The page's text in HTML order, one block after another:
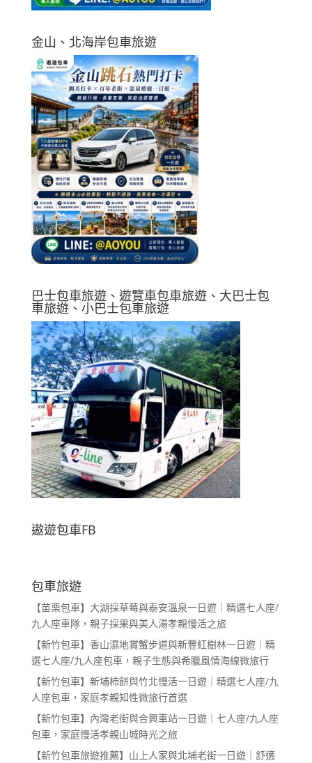
金山、北海岸包車旅遊
巴士包車旅遊、遊覽車包車旅遊、大巴士包
車旅遊、小巴士包車旅遊
遨遊包車FB
包車旅遊
【苗栗包車】大湖採草莓與泰安溫泉一日遊｜精選七人座/
九人座車隊，親子採果與美人湯孝親慢活之旅
【新竹包車】香山濕地賞蟹步道與新豐紅樹林一日遊｜精
選七人座/九人座包車，親子生態與希臘風情海線微旅行
【新竹包車】新埔柿餅與竹北慢活一日遊｜精選七人座/九
人座包車，家庭孝親知性微旅行首選
【新竹包車】內灣老街與合興車站一日遊｜七人座/九人座
包車，家庭慢活孝親山城時光之旅
【新竹包車旅遊推薦】山上人家與北埔老街一日遊｜舒適